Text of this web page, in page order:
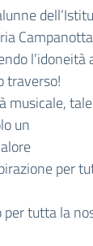
l’idoneità
traverso!
musicale,
un
per
per tutta la